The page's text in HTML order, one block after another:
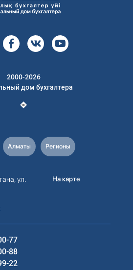
2000-2026
дом бухгалтера
Алматы Регионы
ул.
На карте
77
88
22